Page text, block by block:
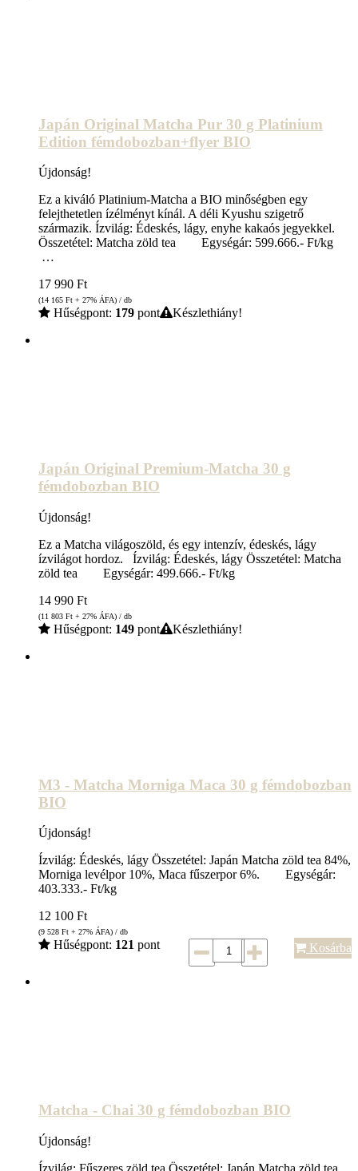
Japán Original Matcha Pur 30 g Platinium
Edition fémdobozban+flyer BIO
Újdonság!
Ez a kiváló Platinium-Matcha a BIO minőségben egy
felejthetetlen ízélményt kínál. A déli Kyushu szigetrő
származik. Ízvilág: Édeskés, lágy, enyhe kakaós jegyekkel.
Összetétel: Matcha zöld tea Egységár: 599.666.- Ft/kg
…
17 990 Ft
(14 165 Ft + 27% ÁFA) / db
Hűségpont: 179 pont Készlethiány!
Japán Original Premium-Matcha 30 g
fémdobozban BIO
Újdonság!
Ez a Matcha világoszöld, és egy intenzív, édeskés, lágy
ízvilágot hordoz. Ízvilág: Édeskés, lágy Összetétel: Matcha
zöld tea Egységár: 499.666.- Ft/kg
14 990 Ft
(11 803 Ft + 27% ÁFA) / db
Hűségpont: 149 pont Készlethiány!
M3 - Matcha Morniga Maca 30 g fémdobozban
BIO
Újdonság!
Ízvilág: Édeskés, lágy Összetétel: Japán Matcha zöld tea 84%,
Morniga levélpor 10%, Maca fűszerpor 6%. Egységár:
403.333.- Ft/kg
12 100 Ft
(9 528 Ft + 27% ÁFA) / db
Hűségpont: 121 pont Kosárba
Matcha - Chai 30 g fémdobozban BIO
Újdonság!
Ízvilág: Fűszeres zöld tea Összetétel: Japán Matcha zöld tea